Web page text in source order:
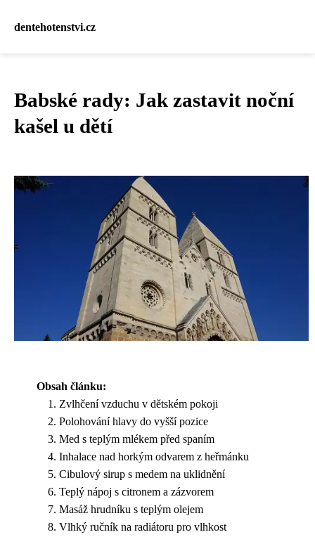
dentehotenstvi.cz
Babské rady: Jak zastavit noční
kašel u dětí
Obsah článku:
Zvlhčení vzduchu v dětském pokoji
Polohování hlavy do vyšší pozice
Med s teplým mlékem před spaním
Inhalace nad horkým odvarem z heřmánku
Cibulový sirup s medem na uklidnění
Teplý nápoj s citronem a zázvorem
Masáž hrudníku s teplým olejem
Vlhký ručník na radiátoru pro vlhkost